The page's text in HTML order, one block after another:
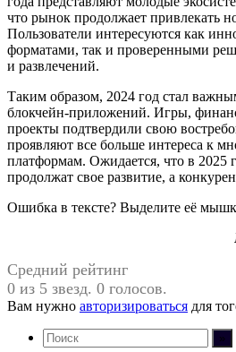
что рынок продолжает привлекать
Пользователи интересуются как
форматами, так и проверенными
и развлечений.
Таким образом, 2024 год стал
блокчейн-приложений. Игры,
проекты подтвердили свою
проявляют все больше интереса к
платформам. Ожидается, что в 2025
продолжат свое развитие, а
Ошибка в тексте? Выделите её
Средний рейтинг
0 из 5 звезд. 0 голосов.
Вам нужно авторизироваться для